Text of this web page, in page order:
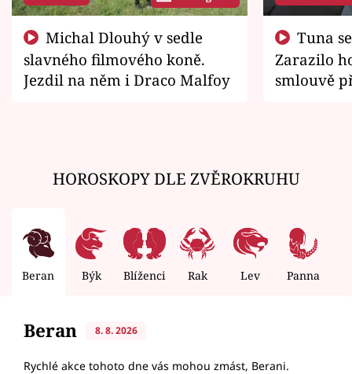
slavného filmového koně.
Jezdil na něm i Draco Malfoy
Zarazilo
smlouvě
HOROSKOPY DLE ZVĚROKRUHU
Beran Býk Blíženci Rak Lev Panna
Beran 8. 8. 2026
Rychlé akce tohoto dne vás mohou zmást, Berani.